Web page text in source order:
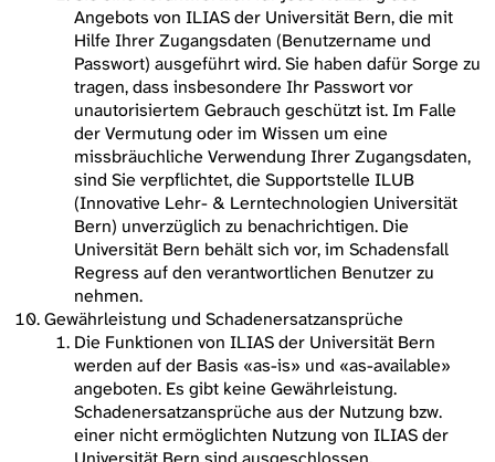
Angebots von ILIAS der Universität Bern, die mit
Hilfe Ihrer Zugangsdaten (Benutzername und
Passwort) ausgeführt wird. Sie haben dafür Sorge zu
tragen, dass insbesondere Ihr Passwort vor
unautorisiertem Gebrauch geschützt ist. Im Falle
der Vermutung oder im Wissen um eine
missbräuchliche Verwendung Ihrer Zugangsdaten,
sind Sie verpflichtet, die Supportstelle ILUB
(Innovative Lehr- & Lerntechnologien Universität
Bern) unverzüglich zu benachrichtigen. Die
Universität Bern behält sich vor, im Schadensfall
Regress auf den verantwortlichen Benutzer zu
nehmen.
Gewährleistung und Schadenersatzansprüche
Die Funktionen von ILIAS der Universität Bern
werden auf der Basis «as-is» und «as-available»
angeboten. Es gibt keine Gewährleistung.
Schadenersatzansprüche aus der Nutzung bzw.
einer nicht ermöglichten Nutzung von ILIAS der